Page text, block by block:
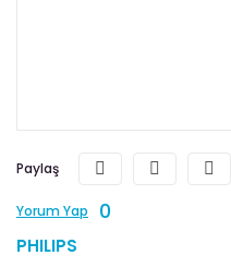
Paylaş
Yorum Yap 0
PHILIPS